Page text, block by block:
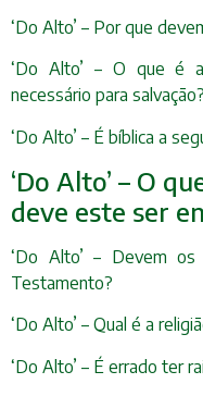
‘Do Alto’ – Por que
‘Do Alto’ – O que é
necessário para salvação?
‘Do Alto’ – É bíblica a
‘Do Alto’ – O
deve este ser
‘Do Alto’ – Devem
Testamento?
‘Do Alto’ – Qual é a
‘Do Alto’ – É errado ter